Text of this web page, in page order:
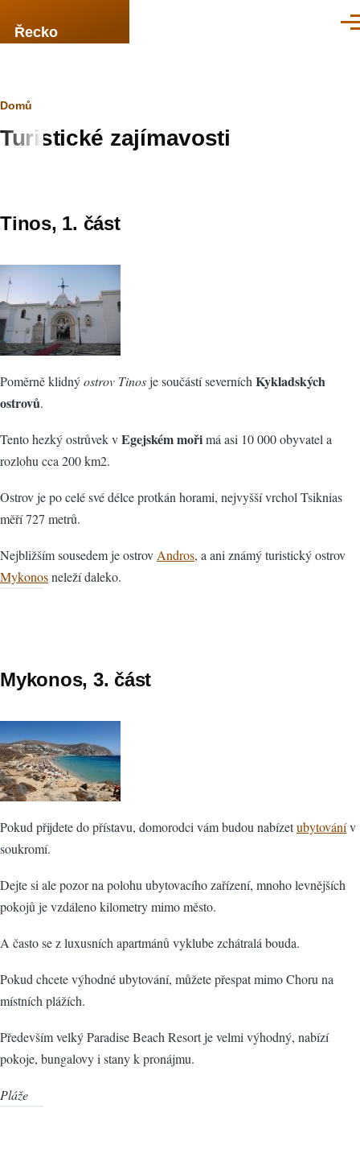
Řecko
Drobečková
navigace
Domů
Turistické zajímavosti
Tinos, 1. část
Poměrně klidnýostrov Tinosje součástí severních Kykladských
ostrovů.
Tento hezký ostrůvek vEgejském mořimá asi 10 000 obyvatel a
rozlohu cca 200 km2.
Ostrov je po celé své délce protkán horami, nejvyšší vrchol Tsiknias
měří 727 metrů.
Nejbližším sousedem je ostrov Andros, a ani známý turistický ostrov
Mykonosneleží daleko.
Mykonos, 3. část
Pokud přijdete do přístavu, domorodci vám budou nabízetubytovánív
soukromí.
Dejte si ale pozor na polohu ubytovacího zařízení, mnoho levnějších
pokojů je vzdáleno kilometry mimo město.
A často se z luxusních apartmánů vyklube zchátralá bouda.
Pokud chcete výhodné ubytování, můžete přespat mimo Choru na
místních plážích.
Především velký Paradise Beach Resort je velmi výhodný, nabízí
pokoje, bungalovy i stany k pronájmu.
Pláže